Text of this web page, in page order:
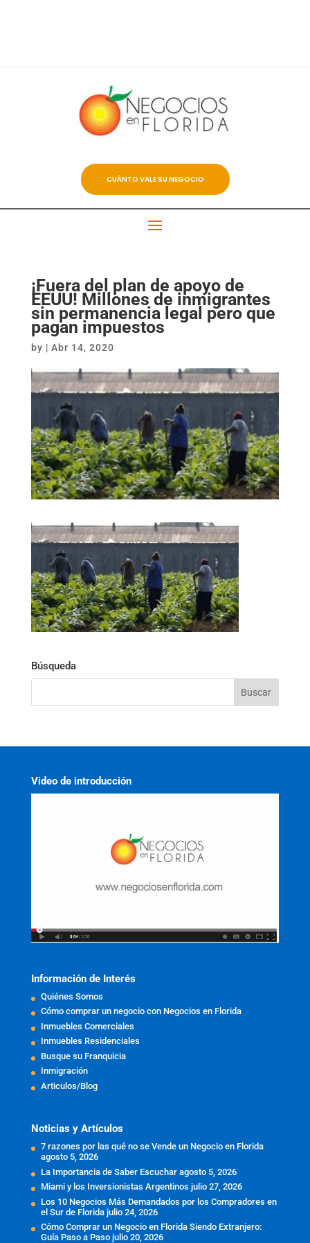
CUÁNTO VALE SU NEGOCIO
¡Fuera del plan de apoyo de
EEUU! Millones de inmigrantes
sin permanencia legal pero que
pagan impuestos
by | Abr 14, 2020
Búsqueda
Video de introducción
Información de Interés
Quiénes Somos
Cómo comprar un negocio con Negocios en Florida
Inmuebles Comerciales
Inmuebles Residenciales
Busque su Franquicia
Inmigración
Articulos/Blog
Noticias y Artículos
7 razones por las qué no se Vende un Negocio en Florida
agosto 5, 2026
La Importancia de Saber Escuchar agosto 5, 2026
Miami y los Inversionistas Argentinos julio 27, 2026
Los 10 Negocios Más Demandados por los Compradores en
el Sur de Florida julio 24, 2026
Cómo Comprar un Negocio en Florida Siendo Extranjero:
Guía Paso a Paso julio 20, 2026